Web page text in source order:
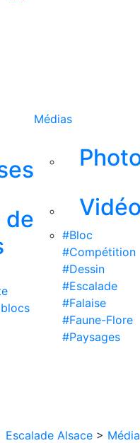
de
Médias
#Bloc
#Compétition
#Dessin
#Escalade
#Falaise
#Faune-Flore
#Paysages
Escalade Alsace >